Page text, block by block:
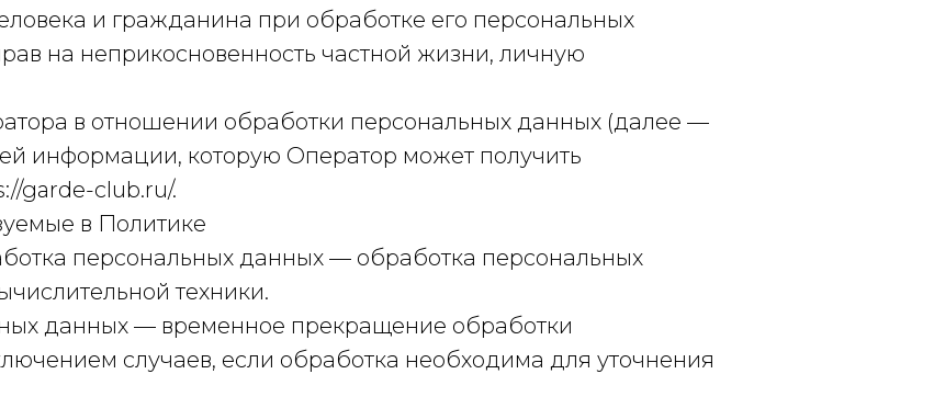
и гражданина при обработке его персональных
на неприкосновенность частной жизни, личную
в отношении обработки персональных данных (далее —
информации, которую Оператор может получить
garde-club.ru/.
в Политике
персональных данных — обработка персональных
техники.
данных — временное прекращение обработки
случаев, если обработка необходима для уточнения